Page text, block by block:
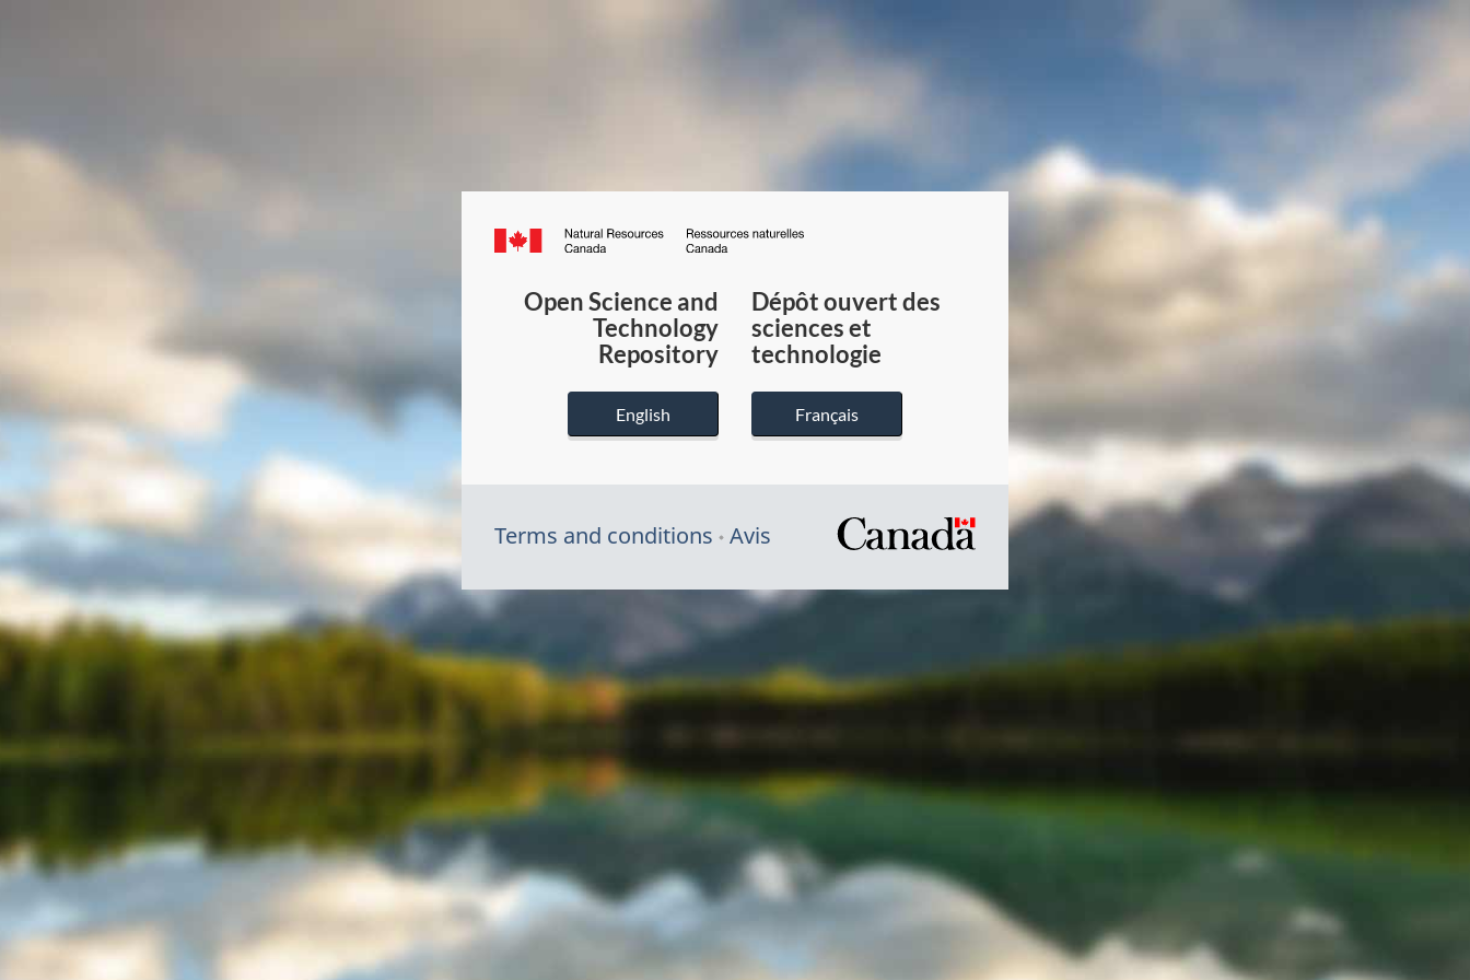
Canada.ca
du
Canada
Open Science and
Technology
Repository
English
Dépôt ouvert des
sciences et
technologie
Français
Terms and conditions Avis
/
gouvernement
du